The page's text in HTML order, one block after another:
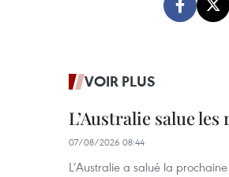
VOIR PLUS
L’Australie salue
07/08/2026 08:44
L’Australie a salué la